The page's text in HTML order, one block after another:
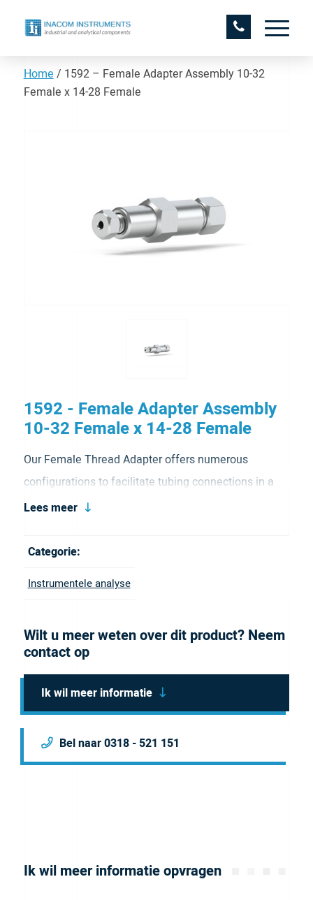
Home / 1592 – Female Adapter Assembly 10-32
Female x 14-28 Female
1592 - Female Adapter Assembly
10-32 Female x 14-28 Female
Our Female Thread Adapter offers numerous
configurations to facilitate tubing connections in a
variety of port geometries. It has a 10-32 Female
comes with fittings with U-400/U401.
Lees meer
Categorie:
Instrumentele analyse
Wilt u meer weten over dit product? Neem
contact op
Ik wil meer informatie
Bel naar 0318 - 521 151
Ik wil meer informatie opvragen